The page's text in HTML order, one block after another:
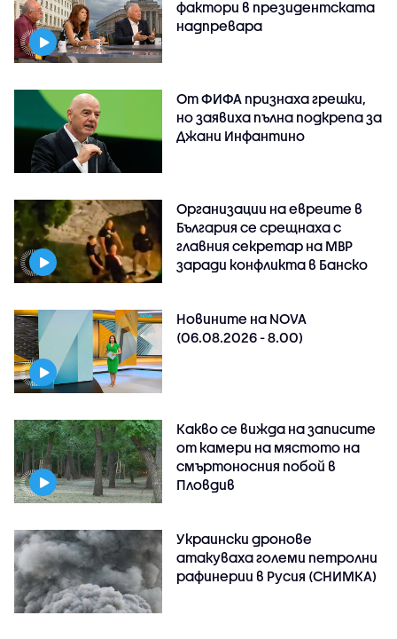
фактори в президентската
надпревара
От ФИФА признаха грешки,
но заявиха пълна подкрепа за
Джани Инфантино
Организации на евреите в
България се срещнаха с
главния секретар на МВР
заради конфликта в Банско
Новините на NOVA
(06.08.2026 - 8.00)
Какво се вижда на записите
от камери на мястото на
смъртоносния побой в
Пловдив
Украински дронове
атакуваха големи петролни
рафинерии в Русия (СНИМКА)